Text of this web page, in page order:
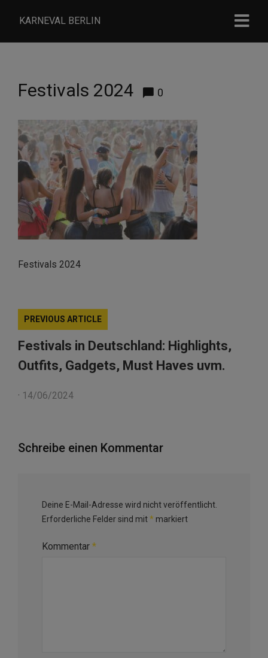
KARNEVAL BERLIN
Festivals 2024 0
Festivals 2024
PREVIOUS ARTICLE
Festivals in Deutschland: Highlights,
Outfits, Gadgets, Must Haves uvm.
· 14/06/2024
Schreibe einen Kommentar
Deine E-Mail-Adresse wird nicht veröffentlicht.
Erforderliche Felder sind mit* markiert
Kommentar *